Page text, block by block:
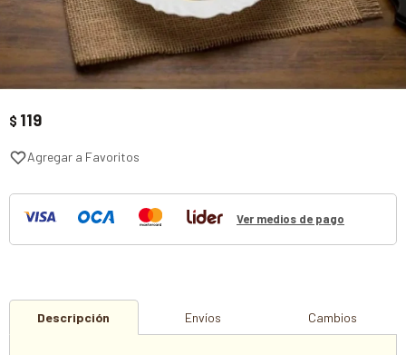
$ 119
Ver medios de pago
Descripción Envíos Cambios